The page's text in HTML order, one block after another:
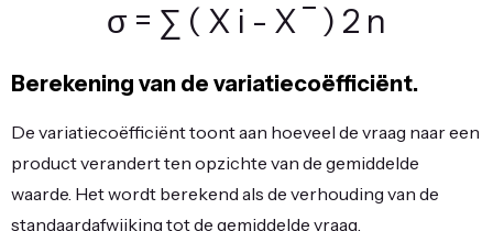
σ = ∑ ( X i - X‾ ) 2 n
Berekening van de variatiecoëfficiënt.
De variatiecoëfficiënt toont aan hoeveel de vraag naar een
product verandert ten opzichte van de gemiddelde
waarde. Het wordt berekend als de verhouding van de
standaardafwijking tot de gemiddelde vraag.